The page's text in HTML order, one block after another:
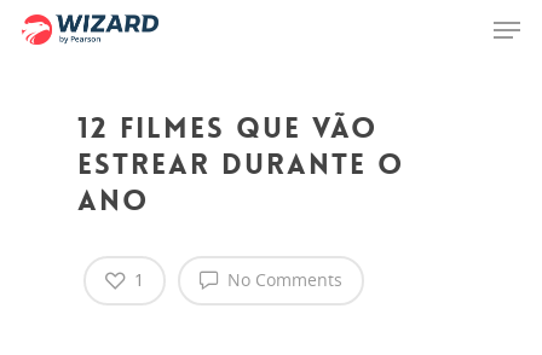
Hit enter to search or ESC to close
12 Filmes que vão
estrear durante o
ano
No Comments
1